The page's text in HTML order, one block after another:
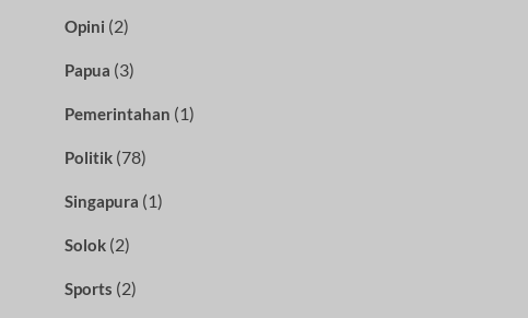
Opini (2)
Papua (3)
Pemerintahan (1)
Politik(78)
Singapura (1)
Solok(2)
Sports (2)